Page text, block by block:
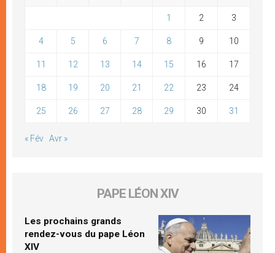
1 2 3
4 5 6 7 8 9 10
11 12 13 14 15 16 17
18 19 20 21 22 23 24
25 26 27 28 29 30 31
« Fév Avr »
PAPE LÉON XIV
Les prochains grands
rendez-vous du pape Léon
XIV